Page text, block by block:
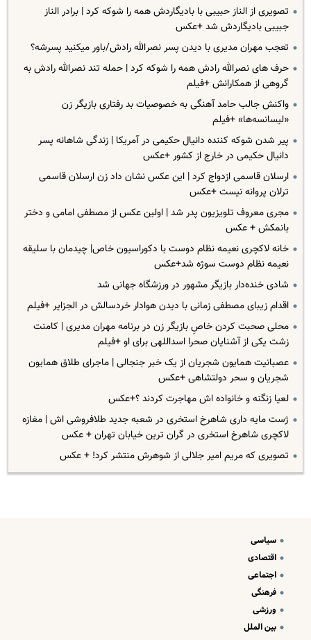
تصویری از الناز حبیبی با بادیگاردش همه را شوکه کرد | برادر الناز
جبیبی بادیگاردش شد +عکس
تعجب مهران مدیری با دیدن پسر نصرالله رادش/باور میکنید پسرشه؟
حرف های نصرالله رادش همه را شوکه کرد | ‌حمله تند نصرالله رادش به
گروهی از همکارانش +فیلم
واکنش جالب حامد آهنگی به خصوصیات بد رفتاری بازیگر زن
«لیسانسه‌ها» +فیلم
پیر شدن شوکه کننده دانیال حکیمی در آمریکا | زندگی شاهانه پسر
دانیال حکیمی در خارج از کشور +عکس
ارسلان قاسمی ازدواج کرد | این عکس نشان داد زن ارسلان قاسمی
ترلان پروانه نیست +عکس
مجری معروف تلویزیون پدر شد | اولین عکس از مصطفی امامی و دختر
بانمکش + عکس
خانه لاکچری نعیمه نظام دوست با دکوراسیون خاص| چیدمان با سلیقه
نعیمه نظام دوست سوژه شد+عکس
شادی خنده‌دار بازیگر مشهور در ورزشگاه جهانی شد
اقدام زیبای مصطفی زمانی با دیدن هوادار خردسالش در الجزایر +فیلم
محلی صحبت کردن خاصِ بازیگر زن در برنامه مهران مدیری | کامنت
زشت یکی از آشنایان صحرا اسداللهی برای او +فیلم
عصبانیت همایون شجریان از یک خبر جنجالی | ماجرای طلاق همایون
شجریان و سحر دولتشاهی +عکس
لعیا زنگنه و خانواده اش مهاجرت کردند ؟+عکس
ژست مایه داری شاهرخ استخری در شعبه جدید طلافروشی اش | مغازه
لاکچری شاهرخ استخری در گران ترین خیابان تهران + عکس
تصویری که مریم امیر جلالی از شوهرش منتشر کرد! + عکس
سیاسی
اقتصادی
اجتماعی
فرهنگی
ورزشی
بین الملل